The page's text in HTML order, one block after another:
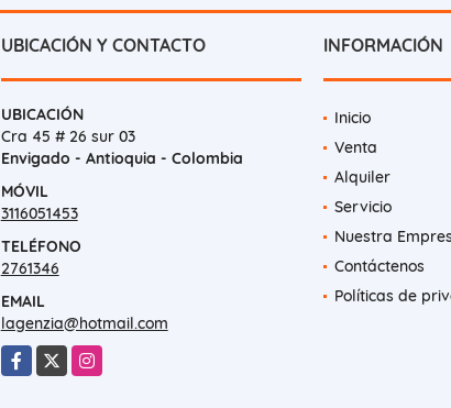
UBICACIÓN Y CONTACTO
UBICACIÓN
Cra 45 # 26 sur 03
Envigado - Antioquia - Colombia
MÓVIL
3116051453
TELÉFONO
2761346
EMAIL
lagenzia@hotmail.com
Facebook
X Instagram
INFORMACIÓN
Inicio
Venta
Alquiler
Servicio
Nuestra
Contáctenos
Políticas de